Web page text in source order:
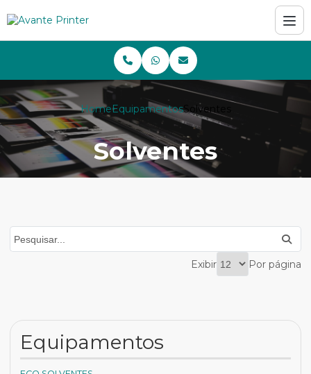
HomeEquipamentosSolventes
Solventes
Exibir Por página
Equipamentos